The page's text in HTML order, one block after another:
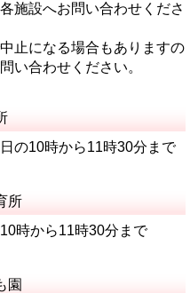
施設へお問い合わせくださ
止になる場合もありますの
い合わせください。
の10時から11時30分まで
所
時から11時30分まで
園